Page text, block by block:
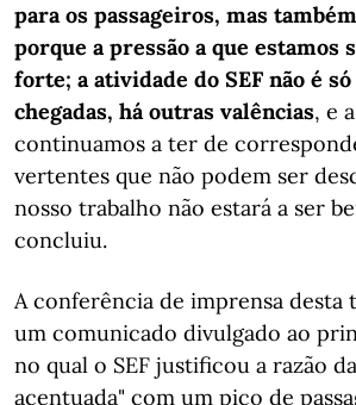
para os passageiros, mas
porque a pressão a que estamos
forte; a atividade do SEF não é
chegadas, há outras valências, e
continuamos a ter de
vertentes que não podem ser
nosso trabalho não estará a ser
concluiu.
A conferência de imprensa desta
um comunicado divulgado ao
no qual o SEF justificou a razão
acentuada" com um pico de